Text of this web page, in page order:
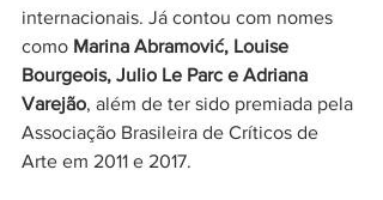
internacionais. Já contou com nomes
como Marina Abramović, Louise
Bourgeois, Julio Le Parc e Adriana
Varejão, além de ter sido premiada pela
Associação Brasileira de Críticos de
Arte em 2011 e 2017.